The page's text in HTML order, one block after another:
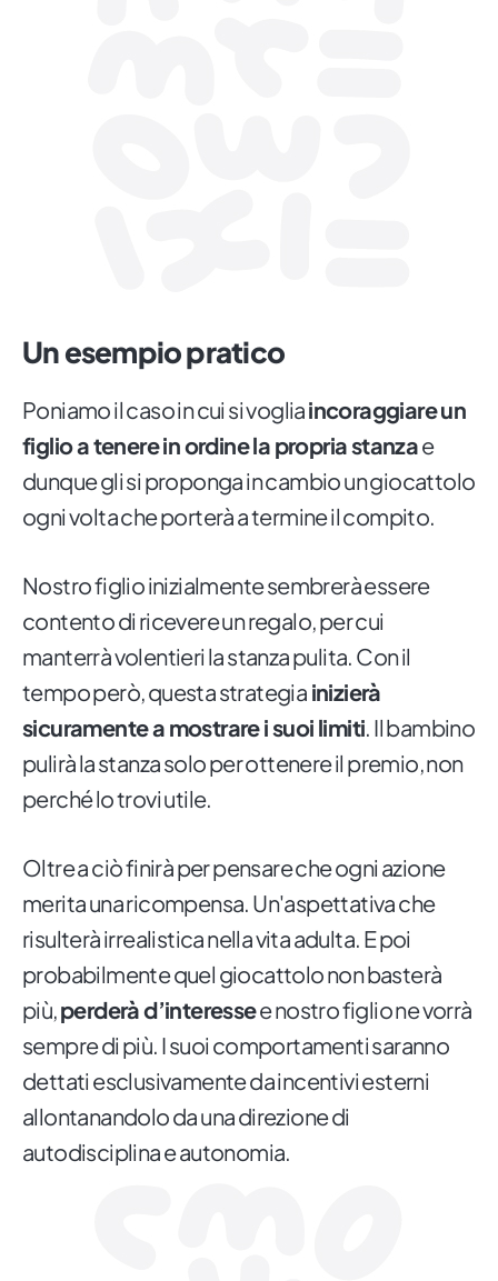
Un esempio pratico
Poniamo il caso in cui si vogliaincoraggiare un
figlio a tenere in ordine la propria stanzae
dunque gli si proponga in cambio un giocattolo
ogni volta che porterà a termine il compito.
Nostro figlio inizialmente sembrerà essere
contento di ricevere un regalo, per cui
manterrà volentieri la stanza pulita. Con il
tempo però, questa strategia inizierà
sicuramente a mostrare i suoi limiti. Il bambino
pulirà la stanza solo per ottenere il premio, non
perché lo trovi utile.
Oltre a ciò finirà per pensare che ogni azione
merita una ricompensa. Un'aspettativa che
risulterà irrealistica nella vita adulta. E poi
probabilmente quel giocattolo non basterà
più,perderà d’interessee nostro figlio ne vorrà
sempre di più. I suoi comportamenti saranno
dettati esclusivamente da incentivi esterni
allontanandolo da una direzione di
autodisciplina e autonomia.